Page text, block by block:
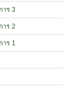
าร 3
าร 2
าร 1